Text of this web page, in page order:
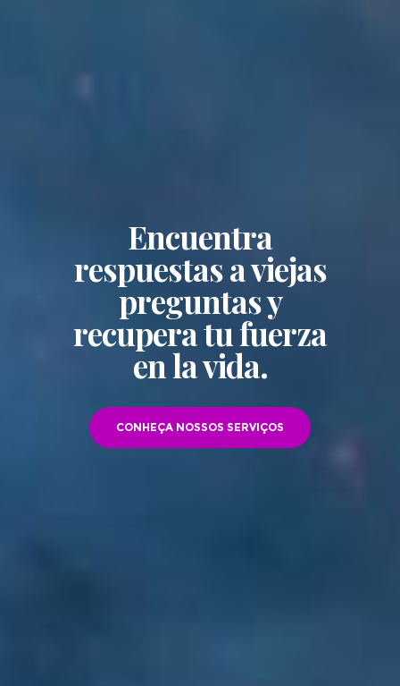
Encuentra
respuestas a viejas
preguntas y
recupera tu fuerza
en la vida.
CONHEÇA NOSSOS SERVIÇOS